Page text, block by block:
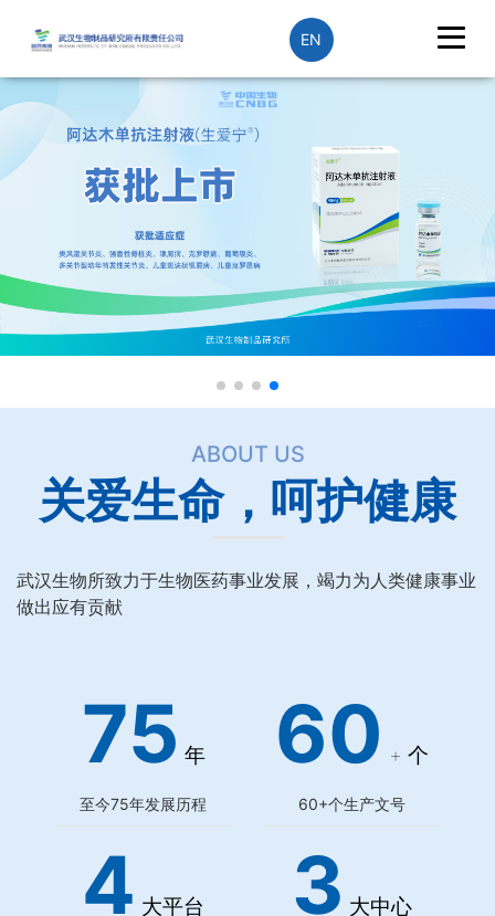
EN
ABOUT US
关爱生命，呵护健康
武汉生物所致力于生物医药事业发展，竭力为人类健康事业
做出应有贡献
75 年
至今75年发展历程
60 + 个
60+个生产文号
4 大平台 3 大中心